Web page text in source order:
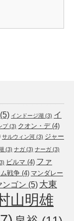
(5) インドージ湖 (3) イ
プ(3) クオン・デ(4)
サルウィン河 (3) ジャー
(3) ナガ (3) ナーガ (3)
ビルマ (4) ファ
戦争 (4) マンダレー
ンゴン (5) 大東
山明雄